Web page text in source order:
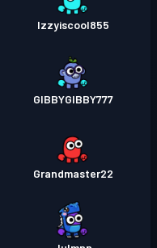
Izzyiscool855
GIBBYGIBBY777
Grandmaster22